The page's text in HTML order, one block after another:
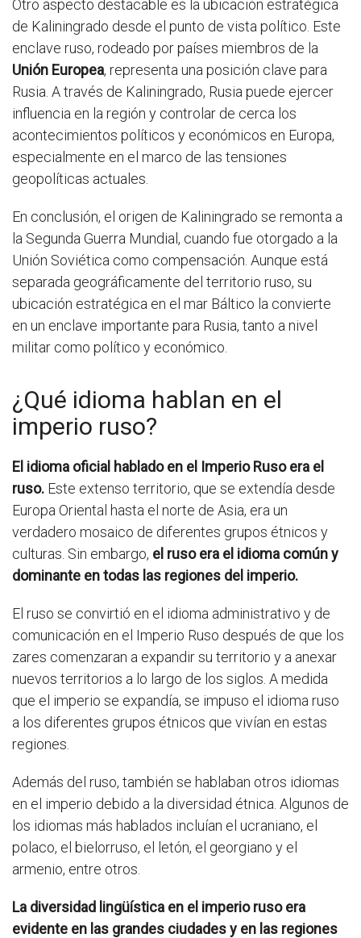
Otro aspecto destacable es la ubicación estratégica
de Kaliningrado desde el punto de vista político. Este
enclave ruso, rodeado por países miembros de la
Unión Europea, representa una posición clave para
Rusia. A través de Kaliningrado, Rusia puede ejercer
influencia en la región y controlar de cerca los
acontecimientos políticos y económicos en Europa,
especialmente en el marco de las tensiones
geopolíticas actuales.
En conclusión, el origen de Kaliningrado se remonta a
la Segunda Guerra Mundial, cuando fue otorgado a la
Unión Soviética como compensación. Aunque está
separada geográficamente del territorio ruso, su
ubicación estratégica en el mar Báltico la convierte
en un enclave importante para Rusia, tanto a nivel
militar como político y económico.
¿Qué idioma hablan en el
imperio ruso?
El idioma oficial hablado en el Imperio Ruso era el
ruso. Este extenso territorio, que se extendía desde
Europa Oriental hasta el norte de Asia, era un
verdadero mosaico de diferentes grupos étnicos y
culturas. Sin embargo, el ruso era el idioma común y
dominante en todas las regiones del imperio.
El ruso se convirtió en el idioma administrativo y de
comunicación en el Imperio Ruso después de que los
zares comenzaran a expandir su territorio y a anexar
nuevos territorios a lo largo de los siglos. A medida
que el imperio se expandía, se impuso el idioma ruso
a los diferentes grupos étnicos que vivían en estas
regiones.
Además del ruso, también se hablaban otros idiomas
en el imperio debido a la diversidad étnica. Algunos de
los idiomas más hablados incluían el ucraniano, el
polaco, el bielorruso, el letón, el georgiano y el
armenio, entre otros.
La diversidad lingüística en el imperio ruso era
evidente en las grandes ciudades y en las regiones